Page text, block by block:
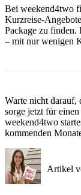
Bei weekend4two
Kurzreise-
Package zu finden.
– mit nur wenigen
Warte nicht darauf,
sorge jetzt für
weekend4two
kommenden
Artikel